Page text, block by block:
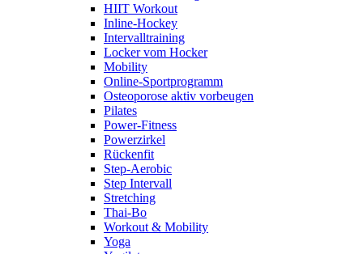
HIIT Workout
Inline-Hockey
Intervalltraining
Locker vom Hocker
Mobility
Online-Sportprogramm
Osteoporose aktiv vorbeugen
Pilates
Power-Fitness
Powerzirkel
Rückenfit
Step-Aerobic
Step Intervall
Stretching
Thai-Bo
Workout & Mobility
Yoga